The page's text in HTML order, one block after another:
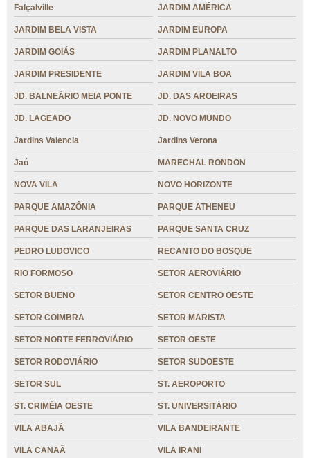
Falçalville JARDIM AMÉRICA
JARDIM BELA VISTA JARDIM EUROPA
JARDIM GOIÁS JARDIM PLANALTO
JARDIM PRESIDENTE JARDIM VILA BOA
JD. BALNEÁRIO MEIA PONTE JD. DAS AROEIRAS
JD. LAGEADO JD. NOVO MUNDO
Jardins Valencia Jardins Verona
Jaó MARECHAL RONDON
NOVA VILA NOVO HORIZONTE
PARQUE AMAZÔNIA PARQUE ATHENEU
PARQUE DAS LARANJEIRAS PARQUE SANTA CRUZ
PEDRO LUDOVICO RECANTO DO BOSQUE
RIO FORMOSO SETOR AEROVIÁRIO
SETOR BUENO SETOR CENTRO OESTE
SETOR COIMBRA SETOR MARISTA
SETOR NORTE FERROVIÁRIO SETOR OESTE
SETOR RODOVIÁRIO SETOR SUDOESTE
SETOR SUL ST. AEROPORTO
ST. CRIMÉIA OESTE ST. UNIVERSITÁRIO
VILA ABAJÁ VILA BANDEIRANTE
VILA CANAÃ VILA IRANI